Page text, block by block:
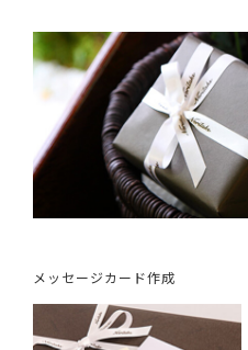
メッセージカード作成